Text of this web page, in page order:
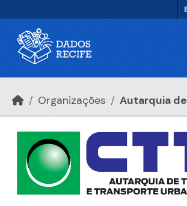
Organizações Autarquia